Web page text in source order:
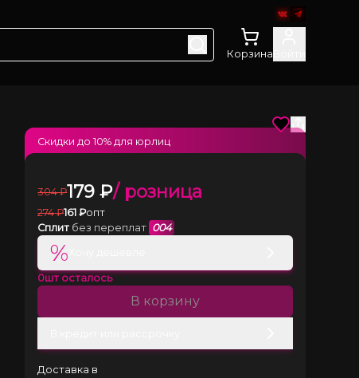
Корзина
304 ₽179 ₽/ розница
274 ₽161 ₽опт
Сплит без переплат 004
%
0шт осталось
В корзину
Доставка в
Скидки до10% для юрлиц